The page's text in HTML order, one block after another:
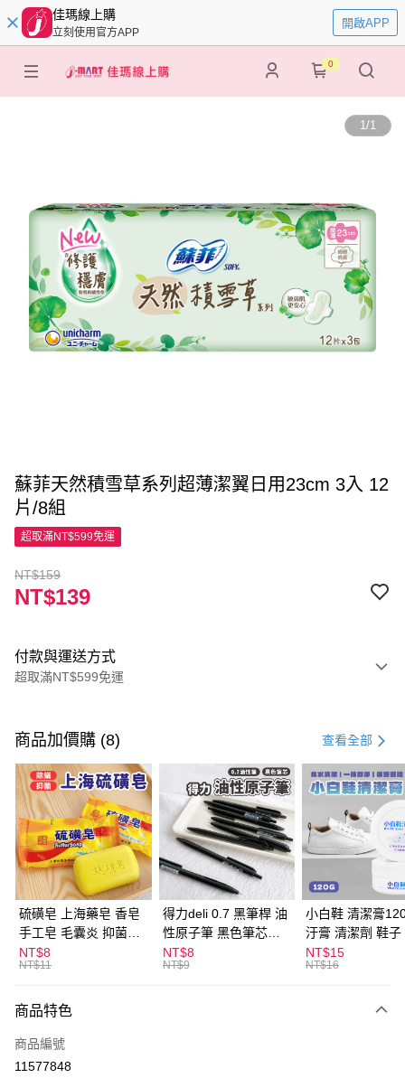
佳瑪線上購
立刻使用官方APP
開啟APP
0
1/1
蘇菲天然積雪草系列超薄潔翼日用23cm 3入 12
片/8組
超取滿NT$599免運
NT$159
NT$139
付款與運送方式
超取滿NT$599免運
信用卡一次付款
超商取貨付款
LINE Pay
Apple Pay
街口支付
悠遊付
ATM付款
全家取貨付款
每筆NT$60，滿NT$599(含以上)免運費
付款後全家取貨
商品加價購 (8) 查看全部
硫磺皂 上海藥皂 香皂
手工皂 毛囊炎 抑菌除
蟎 清潔護膚 去油去痘
寵物皮膚病 狗狗貓咪
NT$8
NT$11
得力deli 0.7 黑筆桿 油
性原子筆 黑色筆芯
S304
NT$8
NT$9
小白鞋 清潔膏
汙膏 清潔劑 鞋子
漬 白皮鞋 鞋油
NT$15
NT$16
商品特色
商品編號
11577848